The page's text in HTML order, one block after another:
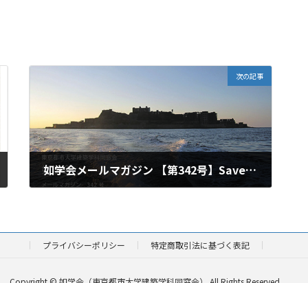
次の記事
如学会メールマガジン 【第342号】Save Gunkanjima展
プライバシーポリシー 特定商取引法に基づく表記